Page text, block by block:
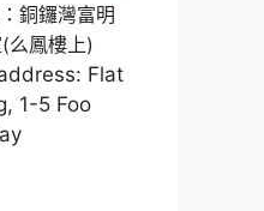
銅鑼灣富明
么鳳樓上)
Flat
1-5 Foo